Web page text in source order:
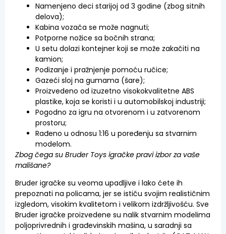
Namenjeno deci starijoj od 3 godine (zbog sitnih
delova);
Kabina vozača se može nagnuti;
Potporne nožice sa bočnih strana;
U setu dolazi kontejner koji se može zakačiti na
kamion;
Podizanje i pražnjenje pomoću ručice;
Gazeći sloj na gumama (šare);
Proizvedeno od izuzetno visokokvalitetne ABS
plastike, koja se koristi i u automobilskoj industriji;
Pogodno za igru na otvorenom i u zatvorenom
prostoru;
Rađeno u odnosu 1:16 u poređenju sa stvarnim
modelom.
Zbog čega su Bruder Toys igračke pravi izbor za vaše
mališane?
Bruder igračke su veoma upadljive i lako ćete ih
prepoznati na policama, jer se ističu svojim realističnim
izgledom, visokim kvalitetom i velikom izdržljivošću. Sve
Bruder igračke proizvedene su nalik stvarnim modelima
poljoprivrednih i građevinskih mašina, u saradnji sa